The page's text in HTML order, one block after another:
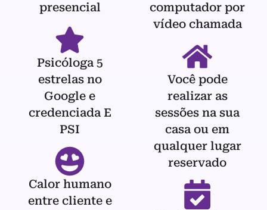
presencial
Psicóloga 5
estrelas no
Google e
credenciada E
PSI
Calor humano
entre cliente e
computador por
vídeo chamada
Você pode
realizar as
sessões na sua
casa ou em
qualquer lugar
reservado